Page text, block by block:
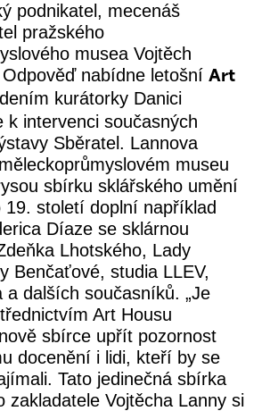
podnikatel, mecenáš
pražského
musea Vojtěch
nabídne letošní Art
kurátorky Danici
k intervenci současných
Sběratel. Lannova
museu
sbírku sklářského umění
19. století doplní například
Díaze se sklárnou
Lhotského, Lady
Benčaťové, studia LLEV,
a dalších současníků. „Je
Art Housu
sbírce upřít pozornost
docenění i lidi, kteří by se
Tato jedinečná sbírka
zakladatele Vojtěcha Lanny si